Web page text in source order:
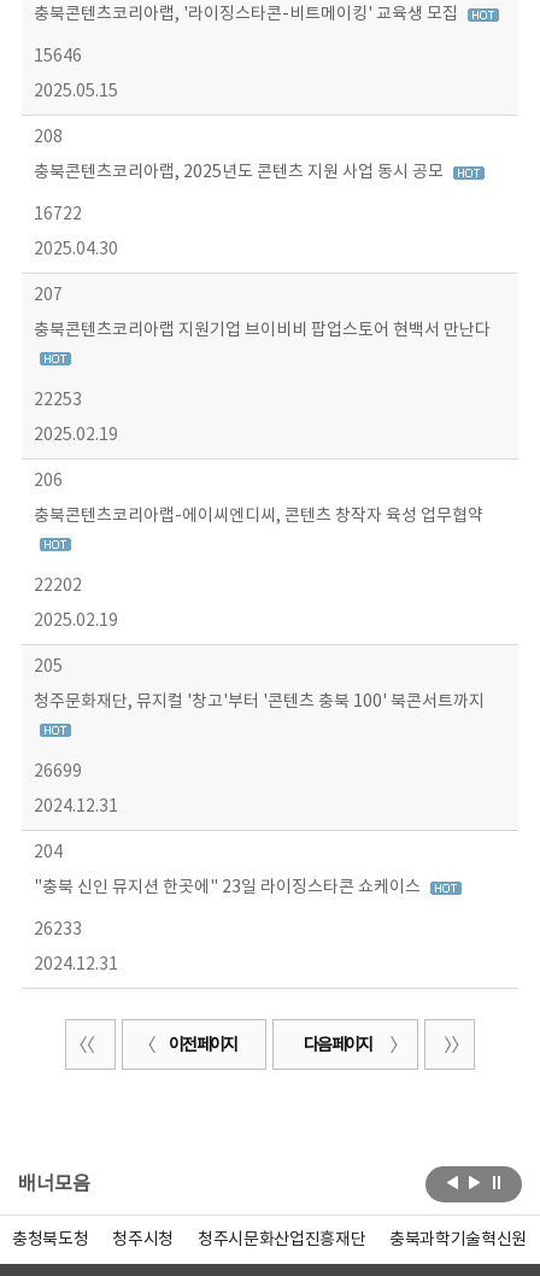
충북콘텐츠코리아랩, '라이징스타콘-비트메이킹' 교육생 모집
15646
2025.05.15
208
충북콘텐츠코리아랩, 2025년도 콘텐츠 지원 사업 동시 공모
16722
2025.04.30
207
충북콘텐츠코리아랩 지원기업 브이비비 팝업스토어 현백서 만난다
22253
2025.02.19
206
충북콘텐츠코리아랩-에이씨엔디씨, 콘텐츠 창작자 육성 업무협약
22202
2025.02.19
205
청주문화재단, 뮤지컬 '창고'부터 '콘텐츠 충북 100' 북콘서트까지
26699
2024.12.31
204
"충북 신인 뮤지션 한곳에" 23일 라이징스타콘 쇼케이스
26233
2024.12.31
이전 페이지 다음 페이지
배너모음
충청북도청 청주시청 청주시문화산업진흥재단 충북과학기술혁신원